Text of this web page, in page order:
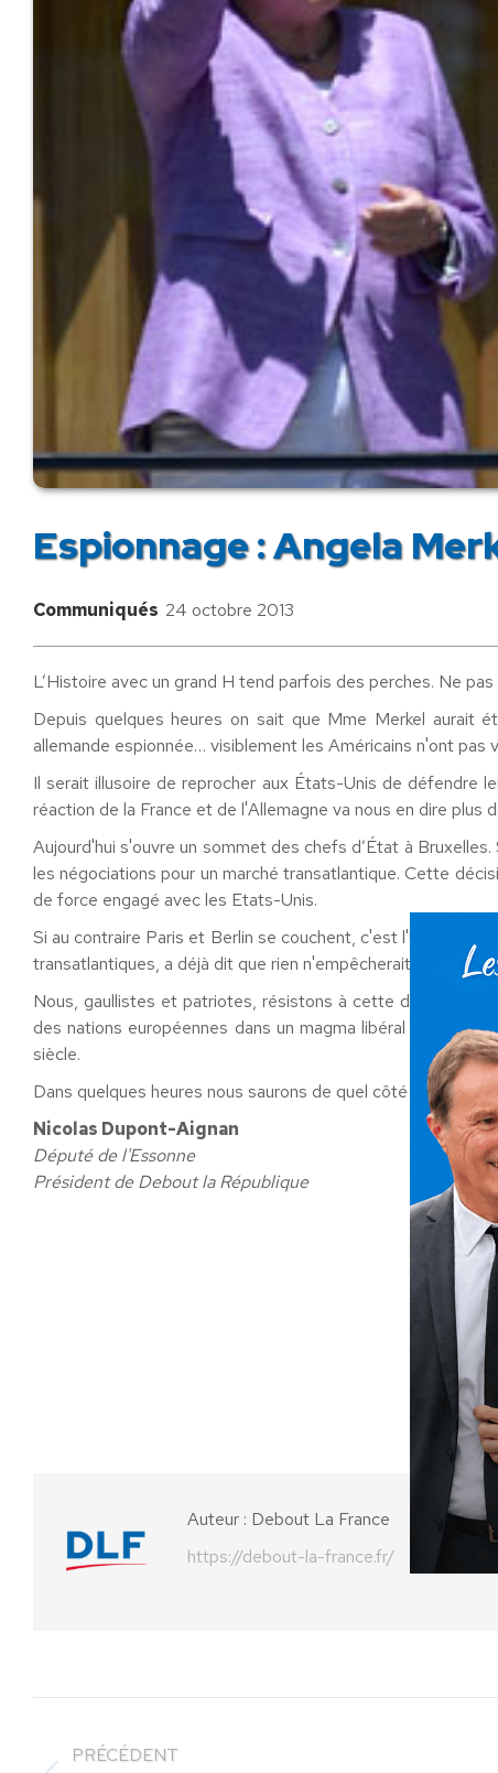
Espionnage : Angela
Communiqués 24 octobre 2013
L’Histoire avec un grand H tend parfois des perches. Ne
Depuis quelques heures on sait que Mme Merkel aurait
allemande espionnée… visiblement les Américains n'ont pas
Il serait illusoire de reprocher aux États-Unis de défendre
réaction de la France et de l'Allemagne va nous en dire plus
Aujourd'hui s'ouvre un sommet des chefs d’État à
les négociations pour un marché transatlantique. Cette
de force engagé avec les Etats-Unis.
Si au contraire Paris et Berlin se couchent, c'est l'Union
transatlantiques, a déjà dit que rien n'empêcherait l'accord
Nous, gaullistes et patriotes, résistons à cette dictature
des nations européennes dans un magma libéral et
siècle.
Dans quelques heures nous saurons de quel côté aura
Nicolas Dupont-Aignan
Député de l'Essonne
Président de Debout la République
Auteur : Debout La France
https://debout-la-france.fr/
PRÉCÉDENT